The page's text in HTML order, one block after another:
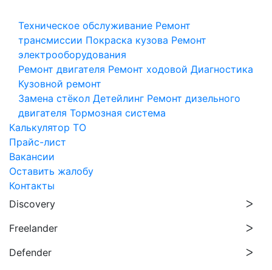
Техническое обслуживание Ремонт
трансмиссии Покраска кузова Ремонт
электрооборудования
Ремонт двигателя Ремонт ходовой Диагностика
Кузовной ремонт
Замена стёкол Детейлинг Ремонт дизельного
двигателя Тормозная система
Калькулятор ТО
Прайс-лист
Вакансии
Оставить жалобу
Контакты
Discovery
Freelander
Defender